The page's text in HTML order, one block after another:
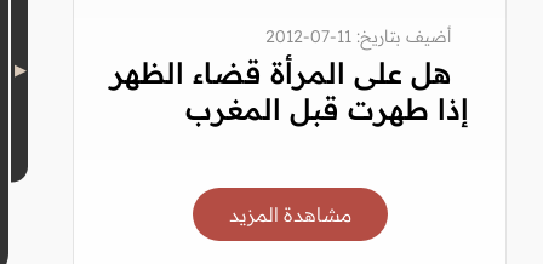
أضيف بتاريخ: 11-07-2012
هل على المرأة قضاء الظهر
إذا طهرت قبل المغرب
مشاهدة المزيد